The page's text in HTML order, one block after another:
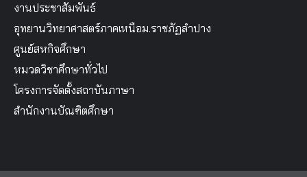
งานประชาสัมพันธ์
อุทยานวิทยาศาสตร์ภาคเหนือม.ราชภัฏลำปาง
ศูนย์สหกิจศึกษา
หมวดวิชาศึกษาทั่วไป
โครงการจัดตั้งสถาบันภาษา
สำนักงานบัณฑิตศึกษา